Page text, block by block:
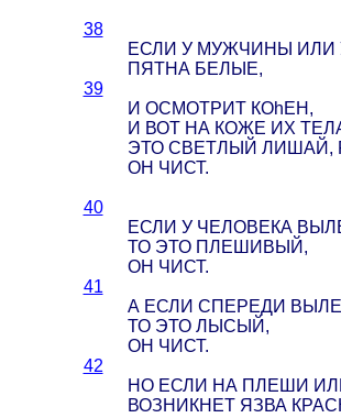
38
ЕСЛИ У МУЖЧИНЫ
ПЯТНА БЕЛЫЕ,
39
И ОСМОТРИТ КОhЕН,
И ВОТ НА КОЖЕ ИХ
ЭТО СВЕТЛЫЙ ЛИШАЙ,
ОН ЧИСТ.
40
ЕСЛИ У ЧЕЛОВЕКА
ТО ЭТО ПЛЕШИВЫЙ,
ОН ЧИСТ.
41
А ЕСЛИ СПЕРЕДИ
ТО ЭТО ЛЫСЫЙ,
ОН ЧИСТ.
42
НО ЕСЛИ НА ПЛЕШИ
ВОЗНИКНЕТ ЯЗВА